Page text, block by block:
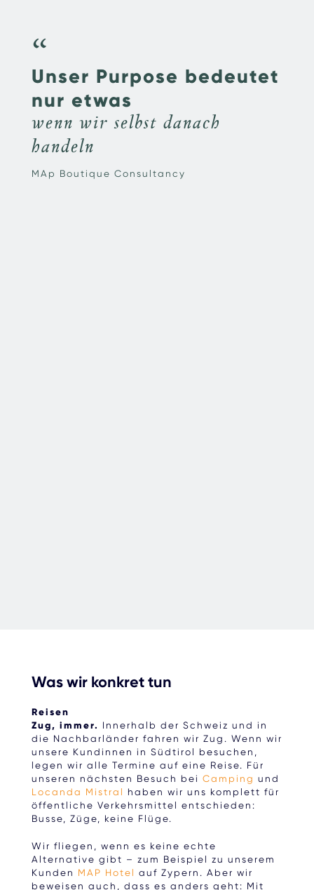
“
Unser Purpose bedeutet
nur etwas
wenn wir selbst danach
handeln
MAp Boutique Consultancy
Was wir konkret tun
Reisen
Zug, immer. Innerhalb der Schweiz und in
die Nachbarländer fahren wir Zug. Wenn wir
unsere Kundinnen in Südtirol besuchen,
legen wir alle Termine auf eine Reise. Für
unseren nächsten Besuch bei Camping und
Locanda Mistral haben wir uns komplett für
öffentliche Verkehrsmittel entschieden:
Busse, Züge, keine Flüge.
Wir fliegen, wenn es keine echte
Alternative gibt – zum Beispiel zu unserem
Kunden MAP Hotel auf Zypern. Aber wir
beweisen auch, dass es anders geht: Mit